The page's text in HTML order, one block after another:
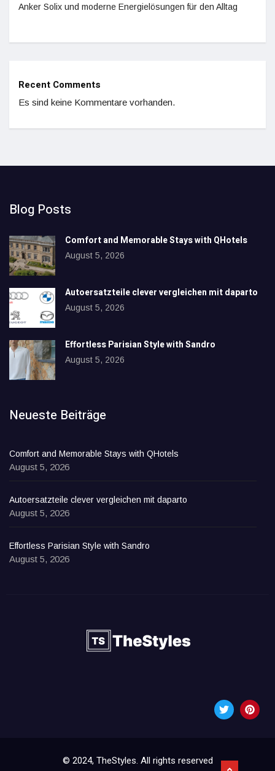
Anker Solix und moderne Energielösungen für den Alltag
Recent Comments
Es sind keine Kommentare vorhanden.
Blog Posts
Comfort and Memorable Stays with QHotels
August 5, 2026
Autoersatzteile clever vergleichen mit daparto
August 5, 2026
Effortless Parisian Style with Sandro
August 5, 2026
Neueste Beiträge
Comfort and Memorable Stays with QHotels
August 5, 2026
Autoersatzteile clever vergleichen mit daparto
August 5, 2026
Effortless Parisian Style with Sandro
August 5, 2026
© 2024, TheStyles. All rights reserved